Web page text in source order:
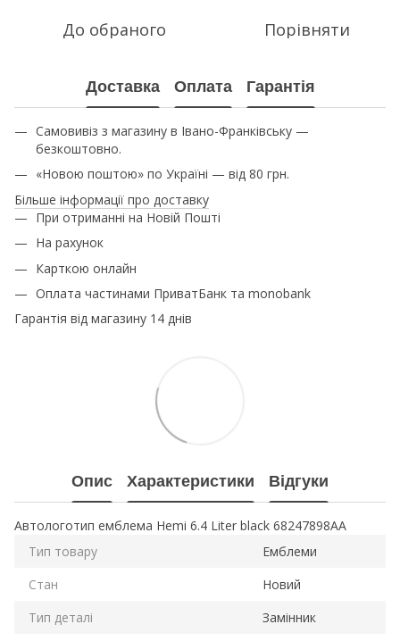
До обраного Порівняти
Доставка Оплата Гарантія
Самовивіз з магазину в Івано-Франківську —
безкоштовно.
«Новою поштою» по Україні — від 80 грн.
Більше інформації про доставку
При отриманні на Новій Пошті
На рахунок
Карткою онлайн
Оплата частинами ПриватБанк та monobank
Гарантія від магазину 14 днів
Опис Характеристики Відгуки
Автологотип емблема Hemi 6.4 Liter black 68247898AA
Тип товару
Емблеми
Стан
Новий
Тип деталі
Замінник